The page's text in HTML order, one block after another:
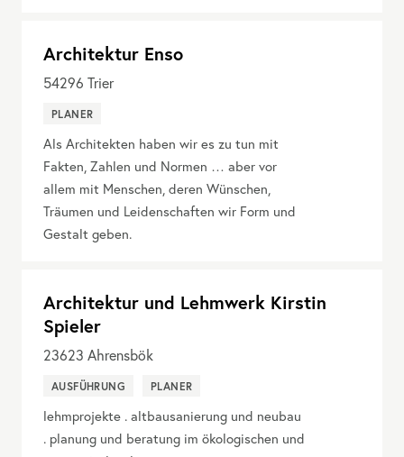
Architektur Enso
54296 Trier
PLANER
Als Architekten haben wir es zu tun mit
Fakten, Zahlen und Normen … aber vor
allem mit Menschen, deren Wünschen,
Träumen und Leidenschaften wir Form und
Gestalt geben.
Architektur und Lehmwerk Kirstin
Spieler
23623 Ahrensbök
AUSFÜHRUNG PLANER
lehmprojekte . altbausanierung und neubau
. planung und beratung im ökologischen und